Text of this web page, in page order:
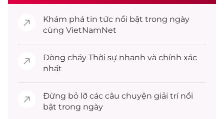
Khám phá tin tức nổi bật trong ngày
cùng VietNamNet
Dòng chảy Thời sự nhanh và chính xác
nhất
Đừng bỏ lỡ các câu chuyện giải trínổi
bật trong ngày